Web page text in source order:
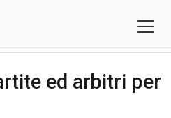
ed arbitri per